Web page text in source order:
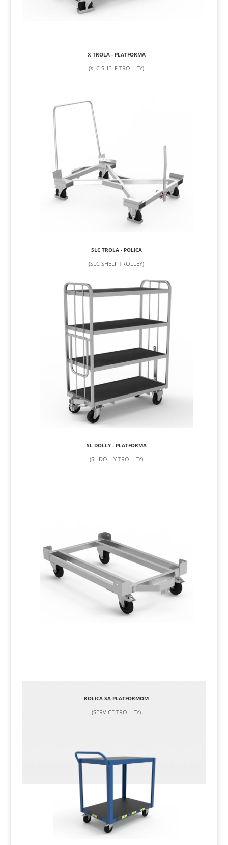
X TROLA - PLATFORMA
(XLC SHELF TROLLEY)
SLC TROLA - POLICA
(SLC SHELF TROLLEY)
SL DOLLY - PLATFORMA
(SL DOLLY TROLLEY)
KOLICA SA PLATFORMOM
(SERVICE TROLLEY)